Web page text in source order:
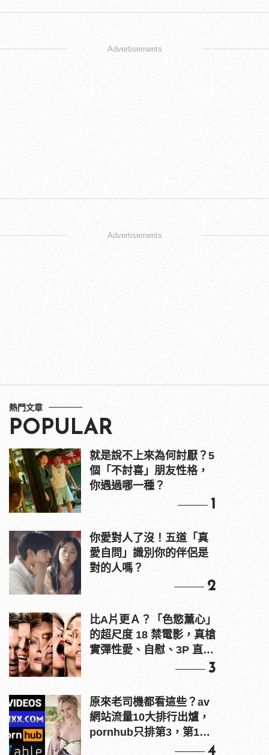
Advertisements
Advertisements
熱門文章
POPULAR
就是說不上來為何討厭？5
個「不討喜」朋友性格，
你遇過哪一種？
1
你愛對人了沒！五道「真
愛自問」識別你的伴侶是
對的人嗎？
2
比A片更Ａ？「色慾薰心」
的超尺度 18 禁電影，真槍
實彈性愛、自慰、3P 直接
3
原來老司機都看這些？av
網站流量10大排行出爐，
pornhub只排第3，第1名
4